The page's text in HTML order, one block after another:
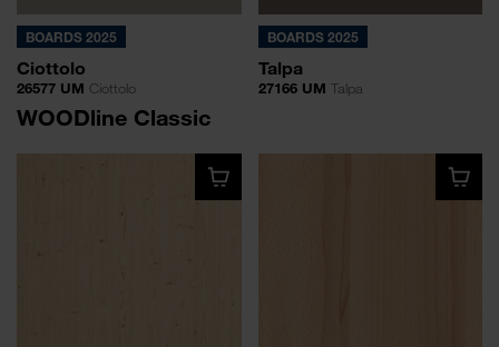
BOARDS 2025
Ciottolo
26577 UM Ciottolo
BOARDS 2025
Talpa
27166 UM Talpa
WOODline Classic